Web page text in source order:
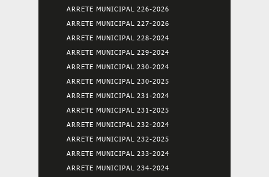
ARRETE MUNICIPAL 226-2026
ARRETE MUNICIPAL 227-2026
ARRETE MUNICIPAL 228-2024
ARRETE MUNICIPAL 229-2024
ARRETE MUNICIPAL 230-2024
ARRETE MUNICIPAL 230-2025
ARRETE MUNICIPAL 231-2024
ARRETE MUNICIPAL 231-2025
ARRETE MUNICIPAL 232-2024
ARRETE MUNICIPAL 232-2025
ARRETE MUNICIPAL 233-2024
ARRETE MUNICIPAL 234-2024